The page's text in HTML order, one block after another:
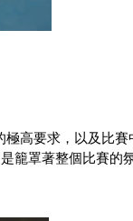
高要求，以及比賽
籠罩著整個比賽的